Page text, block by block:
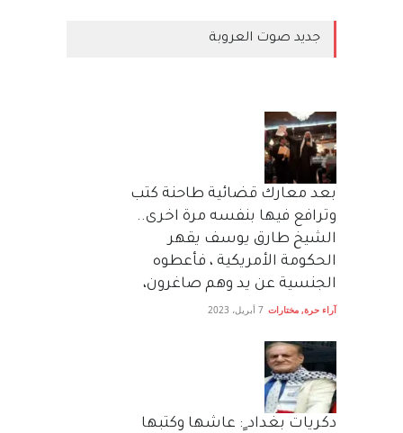
جديد صوت العروبة
بعد معارك قضائية طاحنة كتب
وترافع فيها بنفسه مرة اخرى..
الشيخ طارق يوسف يقهر
الحكومة الأمريكية ، فأعطوه
الجنسية عن يد وهم صاغرون،
آراء حرة, مختارات 7 أبريل، 2023
دكريات بغداد ٍ: عاشها وكتبها